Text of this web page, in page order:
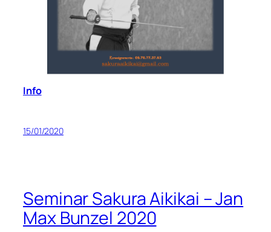
Info
15/01/2020
Seminar Sakura Aikikai – Jan
Max Bunzel 2020